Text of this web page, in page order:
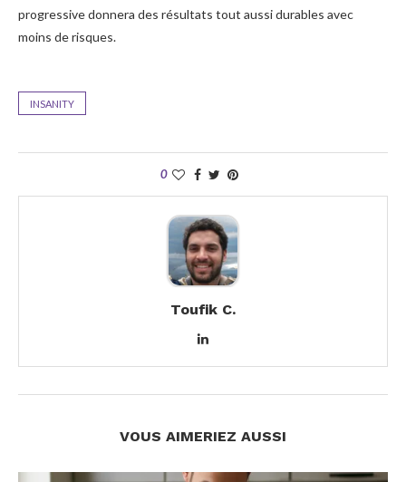
progressive donnera des résultats tout aussi durables avec
moins de risques.
INSANITY
0
Toufik C.
VOUS AIMERIEZ AUSSI